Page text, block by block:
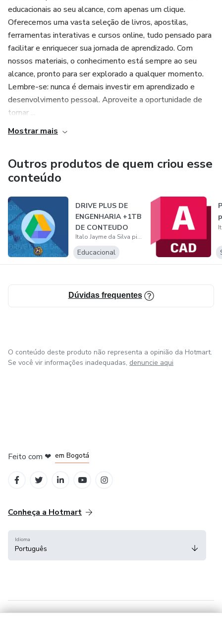
educacionais ao seu alcance, com apenas um clique.
Oferecemos uma vasta seleção de livros, apostilas,
ferramentas interativas e cursos online, tudo pensado para
facilitar e enriquecer sua jornada de aprendizado. Com
nossos materiais, o conhecimento está sempre ao seu
alcance, pronto para ser explorado a qualquer momento.
Lembre-se: nunca é demais investir em aprendizado e
desenvolvimento pessoal. Aproveite a oportunidade de
tornar ...
Mostrar mais
Outros produtos de quem criou esse
conteúdo
DRIVE PLUS DE
ENGENHARIA +1TB
DE CONTEUDO
Italo Jayme da Silva pires
Educacional
Dúvidas frequentes
O conteúdo deste produto não representa a opinião da Hotmart.
Se você vir informações inadequadas, denuncie aqui
Feito com ❤ em Bogotá
Conheça a Hotmart
Idioma
Português